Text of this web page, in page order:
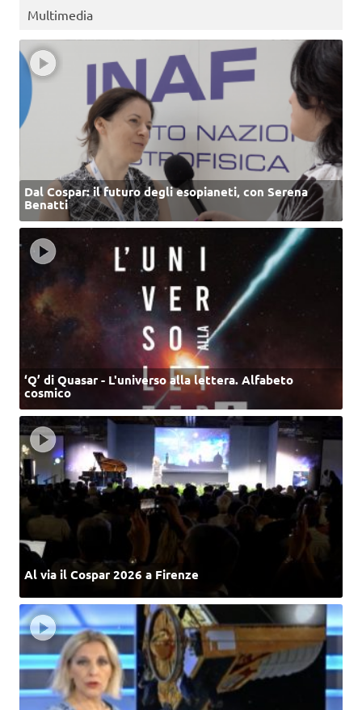
Multimedia
Dal Cospar: il futuro degli esopianeti, con Serena
Benatti
‘Q’ di Quasar - L'universo alla lettera. Alfabeto
cosmico
Al via il Cospar 2026 a Firenze